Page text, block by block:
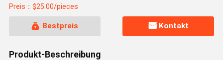
Preis：$25.00/pieces
Bestpreis Kontakt
Produkt-Beschreibung